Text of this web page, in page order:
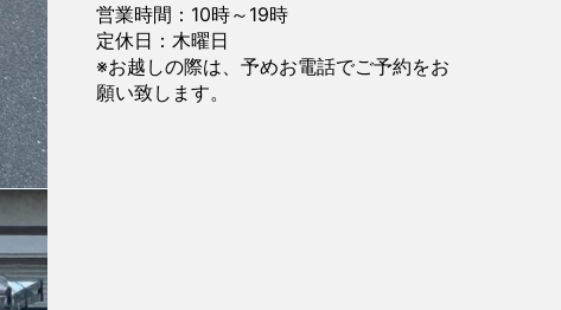
営業時間：10時～19時
定休日：木曜日
※お越しの際は、予めお電話でご予約をお
願い致します。